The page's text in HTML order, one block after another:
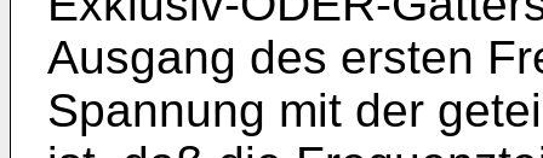
Ausgang des ersten
Spannung mit der